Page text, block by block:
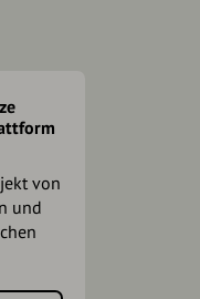
von
und